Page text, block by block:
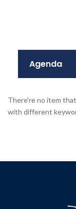
Agenda
There're no item
with different